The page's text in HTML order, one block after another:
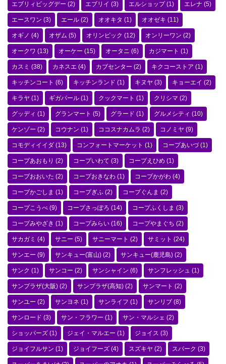
エブリィビッグデー (2) エブリイ (3) エルショップ(1) エレナ (5)
エースワン (3) エール (2) オオキタ (1) オオゼキ (11)
オギノ (4) オザム (5) オリンピック (12) オンリーワン (2)
オークワ (13) オーケー (15) オータニ (6) カジマート (1)
カスミ (38) カネスエ (4) カブセンター (2) キクコーストア (1)
キッチンコート (6) キッチンランド (1) キヌヤ (3) キョーエイ (2)
キラヤ (1) ギガパール (1) クックマート (1) クリシマ (2)
グッディ (1) グランマート (5) グラード (1) グルメシティ (10)
ケンゾー (2) コウナン (1) ココスナカムラ (2) コノミヤ (9)
コモディイイダ (13) コンフォートマーケット (1) コープあいづ(1)
コープあおもり (2) コープいわて (3) コープえひめ (1)
コープおおいた (2) コープおきなわ (1) コープかがわ (4)
コープかごしま (1) コープぎふ (2) コープぐんま (2)
コープこうべ (9) コープさっぽろ (14) コープふくしま (3)
コープみやざき (1) コープみらい (16) コープやまぐち (2)
サカガミ (4) サニー (5) サニーマート (2) サミット (24)
サンエー (9) サンキュー(富山) (2) サンキュー(鹿児島) (2)
サンク (1) サンコー (2) サンシャイン (6) サンフレッシュ (1)
サンプラザ(大阪) (2) サンプラザ(高知) (2) サンマート (2)
サンユー (2) サンヨネ (1) サンライフ (1) サンリブ (8)
サンロード (3) サン・フラワー (1) サン・マルシェ (2)
ショッパーズ (1) ジェイ・マルエー (1) ジョイス (3)
ジョイフルサン (1) ジョイフーズ (4) スズキヤ (2) スパーク (3)